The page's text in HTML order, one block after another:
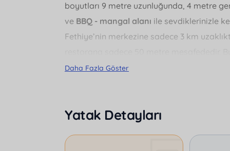
boyutları 9 metre uzunluğunda, 4 metre
ve BBQ - mangal alanı ile sevdiklerinizle
Fethiye’nin merkezine sadece 3 km
karşılayabileceğiniz anlamına gelir.
sunulmaktadır. Fethiye'de hem şehir
Daha Fazla Göster
Yatak Detayları